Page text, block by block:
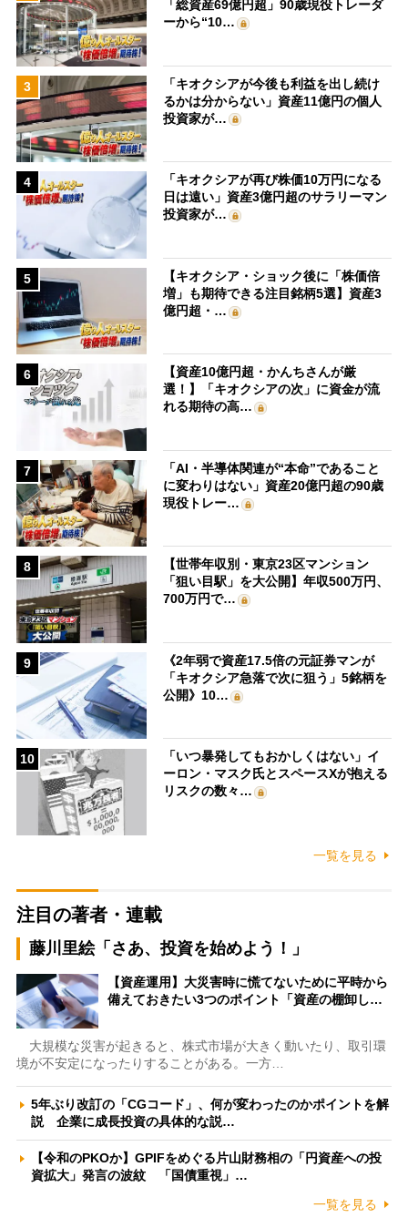
「総資産69億円超」90歳現役トレーダ
ーから“10…
3
「キオクシアが今後も利益を出し続け
るかは分からない」資産11億円の個人
投資家が…
4
「キオクシアが再び株価10万円になる
日は遠い」資産3億円超のサラリーマン
投資家が…
5
【キオクシア・ショック後に「株価倍
増」も期待できる注目銘柄5選】資産3
億円超・…
6
【資産10億円超・かんちさんが厳
選！】「キオクシアの次」に資金が流
れる期待の高…
7
「AI・半導体関連が“本命”であること
に変わりはない」資産20億円超の90歳
現役トレー…
8
【世帯年収別・東京23区マンション
「狙い目駅」を大公開】年収500万円、
700万円で…
9
《2年弱で資産17.5倍の元証券マンが
「キオクシア急落で次に狙う」5銘柄を
公開》10…
10
「いつ暴発してもおかしくはない」イ
ーロン・マスク氏とスペースXが抱える
リスクの数々…
一覧を見る
注目の著者・連載
藤川里絵「さあ、投資を始めよう！」
【資産運用】大災害時に慌てないために平時から
備えておきたい3つのポイント「資産の棚卸し…
大規模な災害が起きると、株式市場が大きく動いたり、取引環
境が不安定になったりすることがある。一方…
5年ぶり改訂の「CGコード」、何が変わったのかポイントを解
説 企業に成長投資の具体的な説…
【令和のPKOか】GPIFをめぐる片山財務相の「円資産への投
資拡大」発言の波紋 「国債重視」…
一覧を見る